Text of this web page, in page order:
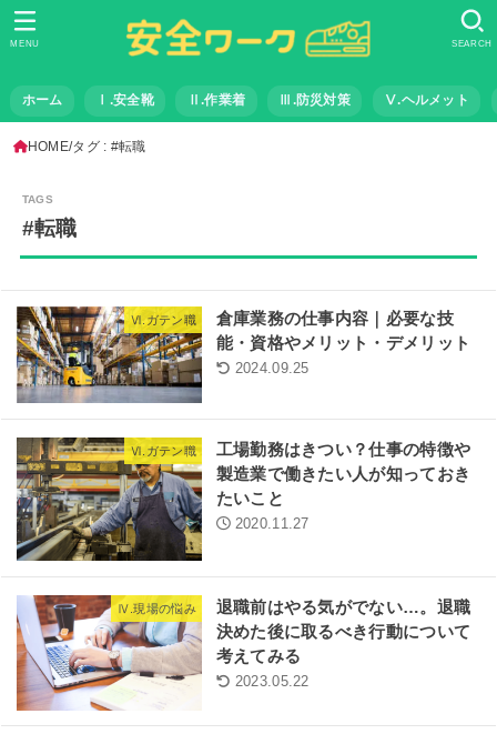
ホーム Ⅰ.安全靴 Ⅱ.作業着 Ⅲ.防災対策 Ⅴ.ヘルメット
SEARCH
MENU
HOME タグ : #転職
#転職
Ⅵ.ガテン職
倉庫業務の仕事内容｜必要な技
能・資格やメリット・デメリット
2024.09.25
Ⅵ.ガテン職
工場勤務はきつい？仕事の特徴や
製造業で働きたい人が知っておき
たいこと
2020.11.27
Ⅳ.現場の悩み
退職前はやる気がでない…。退職
決めた後に取るべき行動について
考えてみる
2023.05.22